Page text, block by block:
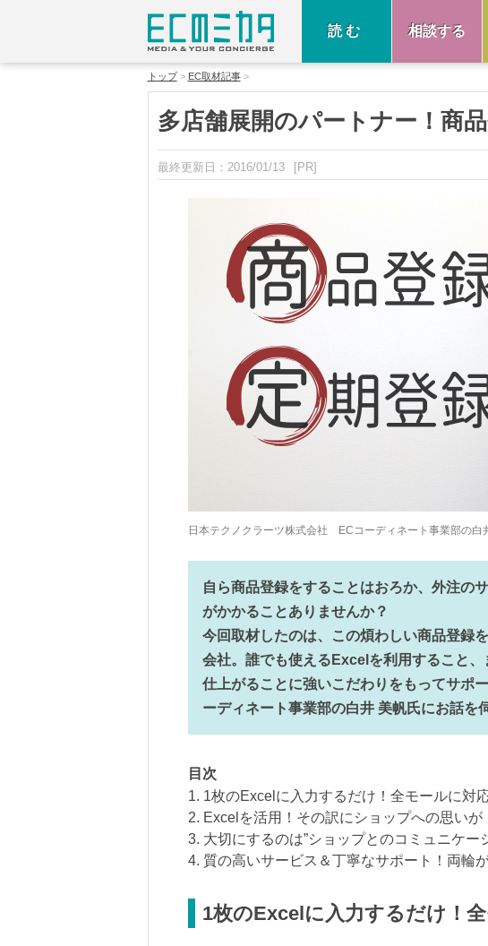
読む 相談する
トップ EC取材記事
多店舗展開のパートナー！商
最終更新日： 2016/01/13 [PR]
日本テクノクラーツ株式会社 ECコーディネート事業部の白
自ら商品登録をすることはおろか、外注の
がかかることありませんか？
今回取材したのは、この煩わしい商品登録
会社。誰でも使えるExcelを利用すること
仕上がることに強いこだわりをもってサポ
ーディネート事業部の白井 美帆氏にお話を
目次
1. 1枚のExcelに入力するだけ！全モールに対応
2. Excelを活用！その訳にショップへの思いが
3. 大切にするのは”ショップとのコミュニケー
4. 質の高いサービス＆丁寧なサポート！両輪
1枚のExcelに入力するだけ！全